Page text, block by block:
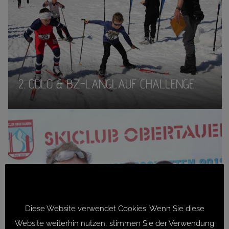
2. ODLO & BZ-LANGLAUF CHALLENGE
Diese Website verwendet Cookies. Wenn Sie diese
Website weiterhin nutzen, stimmen Sie der Verwendung